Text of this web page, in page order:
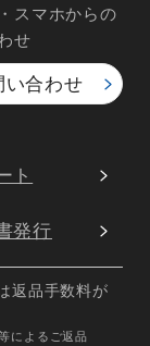
スマホからの
せ
い合わせ
ト
発行
返品手数料が
によるご返品